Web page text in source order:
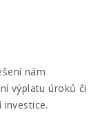
nám
výplatu úroků či